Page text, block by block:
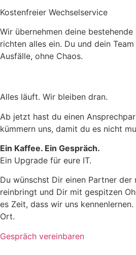
Kostenfreier Wechselservice
Wir übernehmen deine
richten alles ein. Du und dein
Ausfälle, ohne Chaos.
Alles läuft. Wir bleiben dran.
Ab jetzt hast du einen
kümmern uns, damit du es nicht
Ein Kaffee. Ein Gespräch.
Ein Upgrade für eure IT.
Du wünschst Dir einen Partner der
reinbringt und Dir mit gespitzen
es Zeit, dass wir uns
Ort.
Gespräch vereinbaren